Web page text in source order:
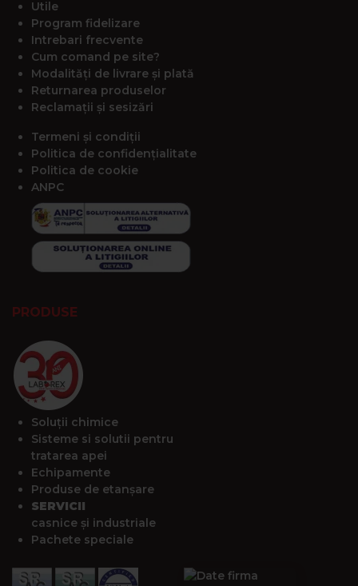
Utile
Program fidelizare
Intrebari frecvente
Cum comand pe site?
Modalități de livrare și plată
Returnarea produselor
Reclamații și sesizări
Termeni și condiții
Politica de confidențialitate
Politica de cookie
ANPC
PRODUSE
Soluții chimice
Sisteme si solutii pentru
tratarea apei
Echipamente
Produse de etanșare
SERVICII
casnice și industriale
Pachete speciale